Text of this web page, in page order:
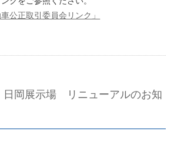
公正取引委員会リンク」
岡展示場 リニューアルのお知